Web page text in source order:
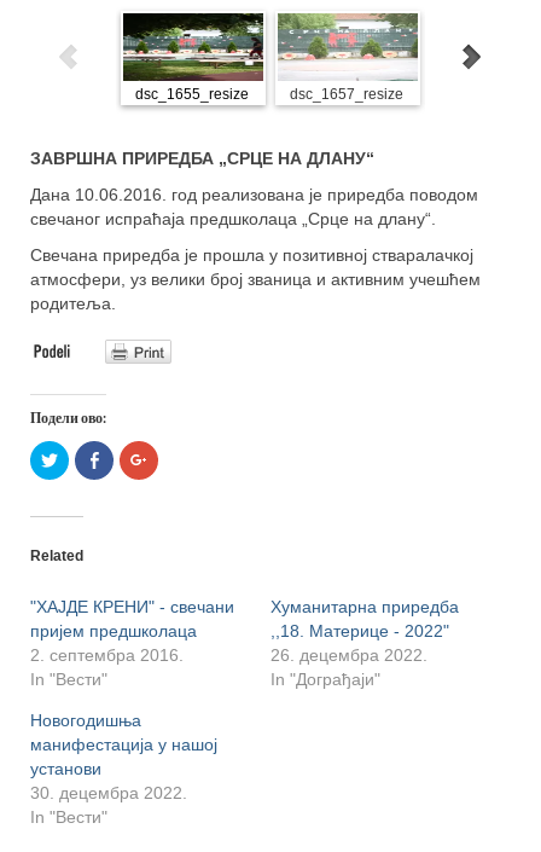
dsc_1655_resize dsc_1657_resize
ЗАВРШНА ПРИРЕДБА „СРЦЕ НА ДЛАНУ“
Дана 10.06.2016. год реализована је приредба поводом
свечаног испраћаја предшколаца „Срце на длану“.
Свечана приредба је прошла у позитивној стваралачкој
атмосфери, уз велики број званица и активним учешћем
родитеља.
Подели ово:
Притисните
да
бисте
на
in
Click
to
share
Притисните
да
Related
"ХАЈДЕ КРЕНИ" - свечани
пријем предшколаца
2. септембра 2016.
In "Вести"
Хуманитарна приредба
,,18. Материце - 2022"
26. децембра 2022.
In "Дограђаји"
Новогодишња
манифестација у нашој
установи
30. децембра 2022.
In "Вести"